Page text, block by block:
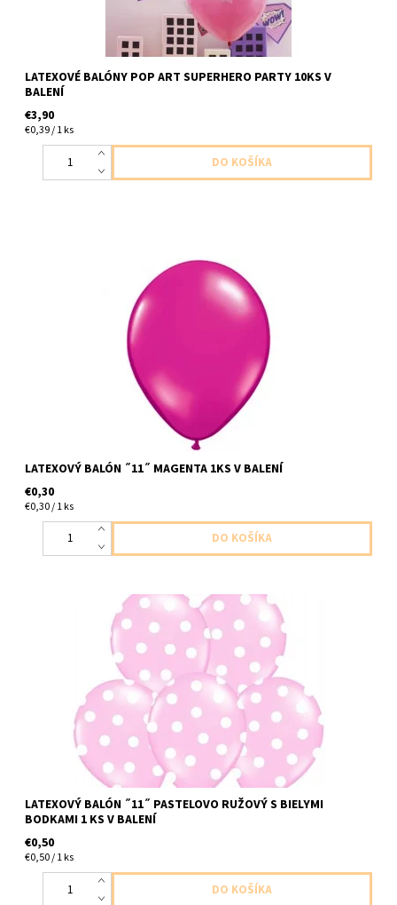
LATEXOVÉ BALÓNY POP ART SUPERHERO PARTY 10KS V
BALENÍ
€3,90
€0,39 / 1 ks
latexovy balon ,,11,, purpurova 1ks v baleni velkost cca 28cm
dodavame nenafukany
LATEXOVÝ BALÓN ˝11˝ MAGENTA 1KS V BALENÍ
€0,30
€0,30 / 1 ks
latexovy balon pastelovo ruzovy s bielymi bodkami 1ks v baleni
velkost cca 30cm dodavame nenafukany
LATEXOVÝ BALÓN ˝11˝ PASTELOVO RUŽOVÝ S BIELYMI
BODKAMI 1 KS V BALENÍ
€0,50
€0,50 / 1 ks